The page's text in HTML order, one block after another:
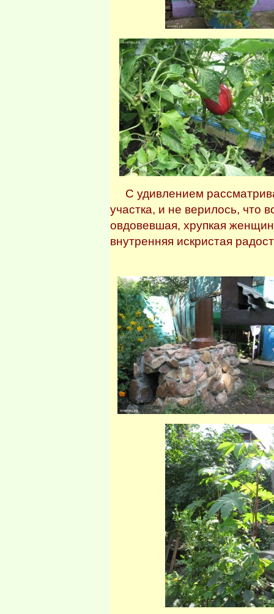
С удивлением
участка, и не верилось, что
овдовевшая, хрупкая
внутренняя искристая